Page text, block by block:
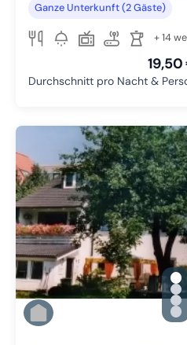
Ganze Unterkunft (2 Gäste)
+ 14
Durchschnitt pro Nacht &